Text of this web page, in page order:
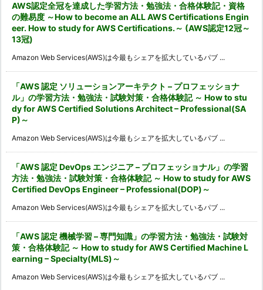
AWS認定全冠を達成した学習方法・勉強法・合格体験記・資格
の難易度 ～How to become an ALL AWS Certifications Engin
eer. How to study for AWS Certifications.～ (AWS認定12冠～
13冠)
Amazon Web Services(AWS)は今最もシェアを拡大しているパブ ...
「AWS 認定 ソリューションアーキテクト – プロフェッショナ
ル」の学習方法・勉強法・試験対策・合格体験記 ～ How to stu
dy for AWS Certified Solutions Architect – Professional(SA
P)～
Amazon Web Services(AWS)は今最もシェアを拡大しているパブ ...
「AWS 認定 DevOps エンジニア – プロフェッショナル」の学習
方法・勉強法・試験対策・合格体験記 ～ How to study for AWS
Certified DevOps Engineer – Professional(DOP)～
Amazon Web Services(AWS)は今最もシェアを拡大しているパブ ...
「AWS 認定 機械学習 – 専門知識」の学習方法・勉強法・試験対
策・合格体験記 ～ How to study for AWS Certified Machine L
earning – Specialty(MLS)～
Amazon Web Services(AWS)は今最もシェアを拡大しているパブ ...